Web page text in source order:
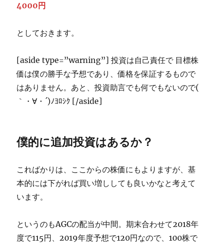
4000円
としておきます。
[aside type=”warning”] 投資は自己責任で 目標株
価は僕の勝手な予想であり、価格を保証するもので
はありません。あと、投資助言でも何でもないので(
｀・∀・´)ﾉﾖﾛｼｸ [/aside]
僕的に追加投資はあるか？
こればかりは、ここからの株価にもよりますが、基
本的には下がれば買い増ししても良いかなと考えて
います。
というのもAGCの配当が中間。期末合わせて2018年
度で115円、2019年度予想で120円なので、100株で